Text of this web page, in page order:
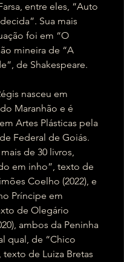
entre eles, “Auto
Sua mais
foi em “O
mineira de “A
de Shakespeare.
nasceu em
Maranhão e é
Artes Plásticas pela
Federal de Goiás.
de 30 livros,
em inho”, texto de
Coelho (2022), e
Príncipe em
de Olegário
ambos da Peninha
qual, de “Chico
de Luiza Bretas